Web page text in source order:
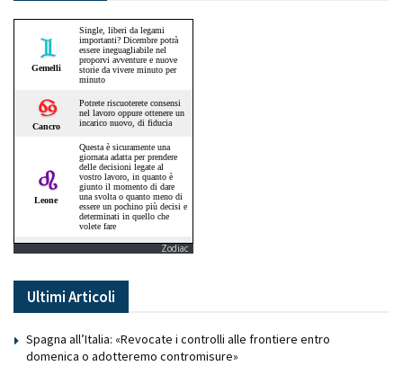
Zodiac
Ultimi Articoli
Spagna all’Italia: «Revocate i controlli alle frontiere entro
domenica o adotteremo contromisure»